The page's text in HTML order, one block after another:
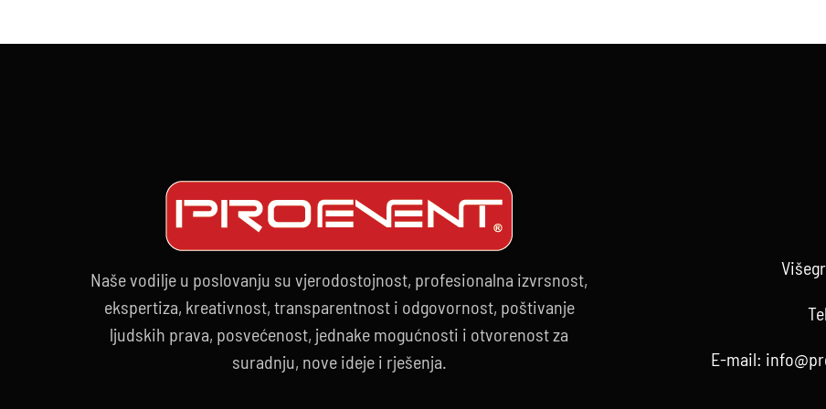
Naše vodilje u poslovanju su vjerodostojnost, profesionalna izvrsnost,
ekspertiza, kreativnost, transparentnost i odgovornost, poštivanje
ljudskih prava, posvećenost, jednake mogućnosti i otvorenost za
suradnju, nove ideje i rješenja.
E-mail: